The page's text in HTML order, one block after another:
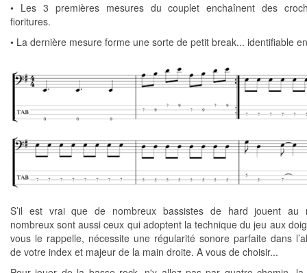
• Les 3 premières mesures du couplet enchaînent des
fioritures.
• La dernière mesure forme une sorte de petit break... identifiable
S’il est vrai que de nombreux bassistes de hard jouent au
nombreux sont aussi ceux qui adoptent la technique du jeu aux
vous le rappelle, nécessite une régularité sonore parfaite dans
de votre index et majeur de la main droite. A vous de choisir...